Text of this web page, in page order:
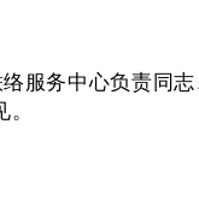
服务中心负责同